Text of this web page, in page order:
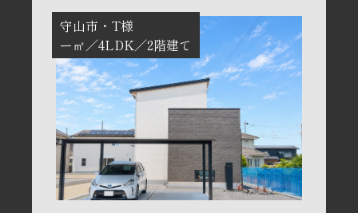
守山市
T様
ー㎡
4LDK 2階建て